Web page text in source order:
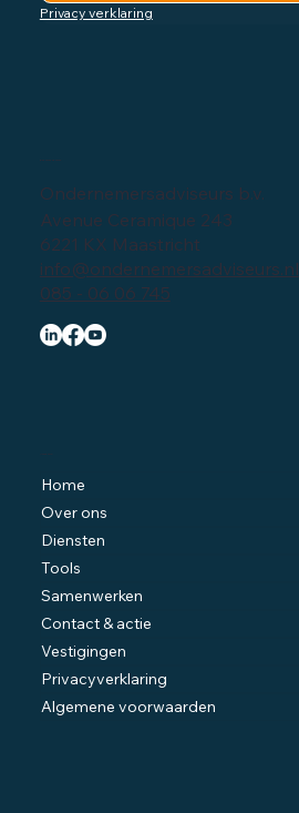
Bedrijfsgegevens
Ondernemersadviseurs b.v.
Avenue Ceramique 243
6221 KX Maastricht
info@ondernemersadviseurs.nl
085 - 06 06 745
Navigatie
Home
Over ons
Diensten
Tools
Samenwerken
Contact & actie
Vestigingen
Privacyverklaring
Algemene voorwaarden
Privacy verklaring